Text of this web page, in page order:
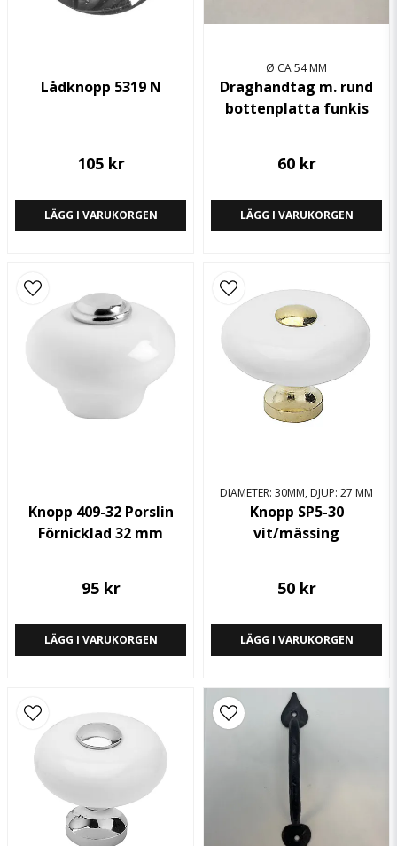
Lådknopp 5319 N
105 kr
LÄGG I VARUKORGEN
Ø CA 54 MM
Draghandtag m. rund
bottenplatta funkis
60 kr
LÄGG I VARUKORGEN
Knopp 409-32 Porslin
Förnicklad 32 mm
95 kr
LÄGG I VARUKORGEN
DIAMETER: 30MM, DJUP: 27 MM
Knopp SP5-30
vit/mässing
50 kr
LÄGG I VARUKORGEN